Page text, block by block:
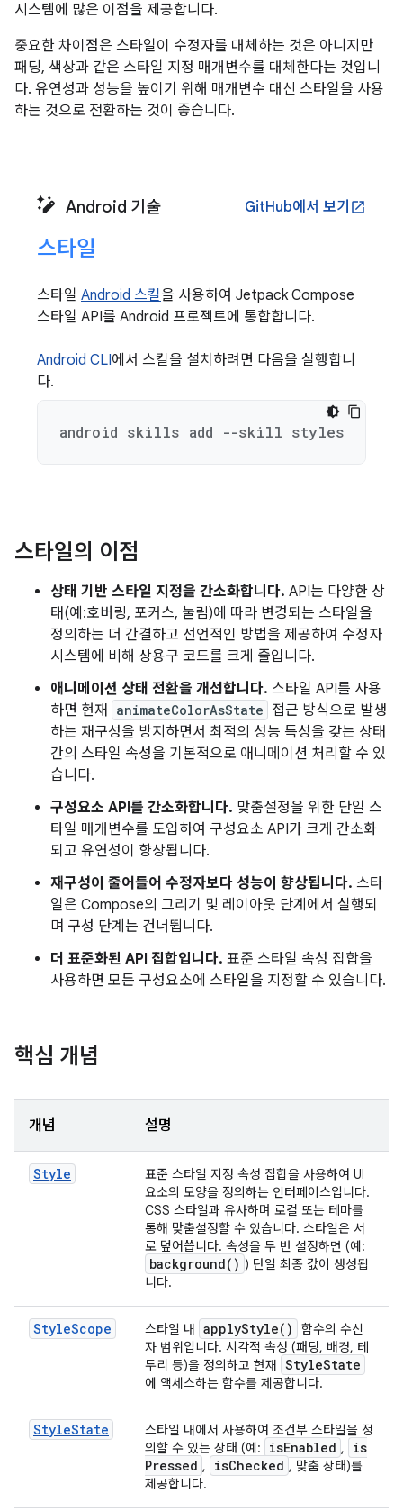
시스템에 많은 이점을 제공합니다.
중요한 차이점은 스타일이 수정자를 대체하는 것은 아니지만
패딩, 색상과 같은 스타일 지정 매개변수를 대체한다는 것입니
다. 유연성과 성능을 높이기 위해 매개변수 대신 스타일을 사용
하는 것으로 전환하는 것이 좋습니다.
Android 기술 GitHub에서 보기 open_in_new
스타일
스타일 Android 스킬을 사용하여 Jetpack Compose
스타일 API를 Android 프로젝트에 통합합니다.
Android CLI에서 스킬을 설치하려면 다음을 실행합니
다.
android skills add --skill styles
스타일의 이점
상태 기반 스타일 지정을 간소화합니다. API는 다양한 상
태(예:호버링, 포커스, 눌림)에 따라 변경되는 스타일을
정의하는 더 간결하고 선언적인 방법을 제공하여 수정자
시스템에 비해 상용구 코드를 크게 줄입니다.
애니메이션 상태 전환을 개선합니다. 스타일 API를 사용
하면 현재
animateColorAsState 접근 방식으로 발생
하는 재구성을 방지하면서 최적의 성능 특성을 갖는 상태
간의 스타일 속성을 기본적으로 애니메이션 처리할 수 있
습니다.
구성요소 API를 간소화합니다. 맞춤설정을 위한 단일 스
타일 매개변수를 도입하여 구성요소 API가 크게 간소화
되고 유연성이 향상됩니다.
재구성이 줄어들어 수정자보다 성능이 향상됩니다. 스타
일은 Compose의 그리기 및 레이아웃 단계에서 실행되
며 구성 단계는 건너뜁니다.
더 표준화된 API 집합입니다. 표준 스타일 속성 집합을
사용하면 모든 구성요소에 스타일을 지정할 수 있습니다.
핵심 개념
개념 설명
Style
표준 스타일 지정 속성 집합을 사용하여 UI
요소의 모양을 정의하는 인터페이스입니다.
CSS 스타일과 유사하며 로컬 또는 테마를
통해 맞춤설정할 수 있습니다. 스타일은 서
로 덮어씁니다. 속성을 두 번 설정하면 (예:
background( ) ) 단일 최종 값이 생성됩
니다.
StyleScope 스타일 내 applyStyle( )
함수의 수신
자 범위입니다. 시각적 속성 (패딩, 배경, 테
두리 등)을 정의하고 현재 StyleState
에 액세스하는 함수를 제공합니다.
StyleState
스타일 내에서 사용하여 조건부 스타일을 정
의할 수 있는 상태 (예:
isEnabled ,
is
Pressed , isChecked , 맞춤 상태)를
제공합니다.